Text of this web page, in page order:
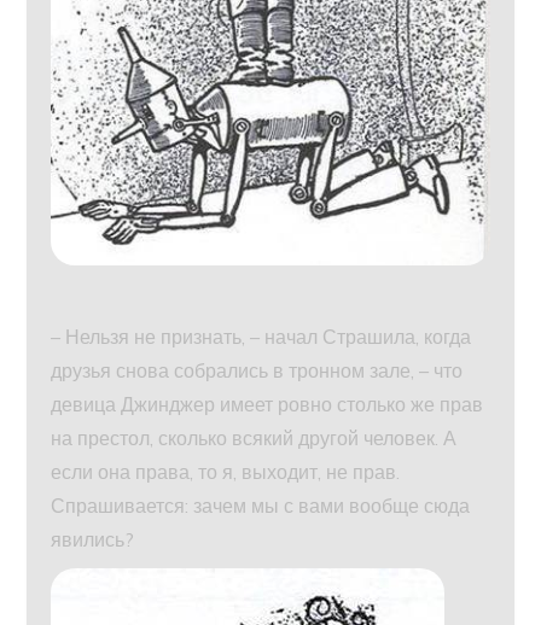
– Нельзя не признать, – начал Страшила, когда
друзья снова собрались в тронном зале, – что
девица Джинджер имеет ровно столько же прав
на престол, сколько всякий другой человек. А
если она права, то я, выходит, не прав.
Спрашивается: зачем мы с вами вообще сюда
явились?